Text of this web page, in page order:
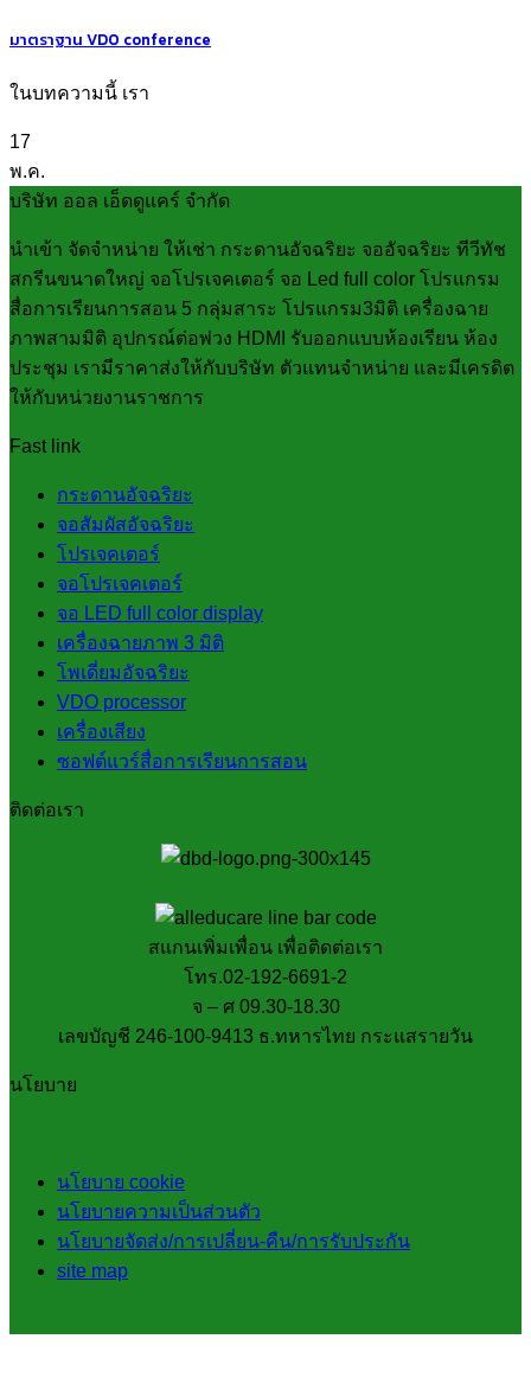
มาตราฐาน VDO conference
ในบทความนี้ เรา
17
พ.ค.
บริษัท ออล เอ็ดดูแคร์ จำกัด
นำเข้า จัดจำหน่าย ให้เช่า กระดานอัจฉริยะ จออัจฉริยะ ทีวีทัช
สกรีนขนาดใหญ่ จอโปรเจคเตอร์ จอ Led full color โปรแกรม
สื่อการเรียนการสอน 5 กลุ่มสาระ โปรแกรม3มิติ เครื่องฉาย
ภาพสามมิติ อุปกรณ์ต่อพ่วง HDMI รับออกแบบห้องเรียน ห้อง
ประชุม เรามีราคาส่งให้กับบริษัท ตัวแทนจำหน่าย และมีเครดิต
ให้กับหน่วยงานราชการ
Fast link
กระดานอัจฉริยะ
จอสัมผัสอัจฉริยะ
โปรเจคเตอร์
จอโปรเจคเตอร์
จอ LED full color display
เครื่องฉายภาพ 3 มิติ
โพเดี่ยมอัจฉริยะ
VDO processor
เครื่องเสียง
ซอฟต์แวร์สื่อการเรียนการสอน
ติดต่อเรา
สแกนเพิ่มเพื่อน เพื่อติดต่อเรา
โทร.02-192-6691-2
จ – ศ 09.30-18.30
เลขบัญชี 246-100-9413 ธ.ทหารไทย กระแสรายวัน
นโยบาย
นโยบาย cookie
นโยบายความเป็นส่วนตัว
นโยบายจัดส่ง/การเปลี่ยน-คืน/การรับประกัน
site map